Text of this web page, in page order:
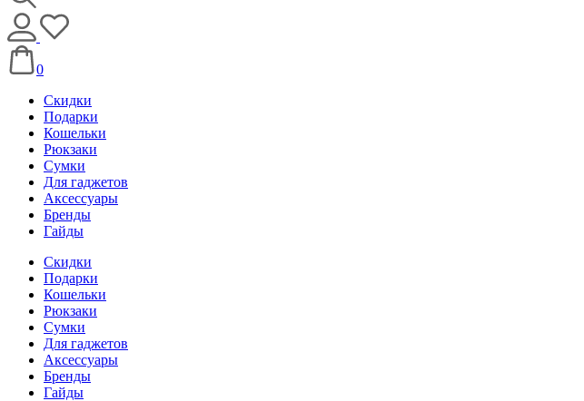
0
Скидки
Подарки
Кошельки
Рюкзаки
Сумки
Для гаджетов
Аксессуары
Бренды
Гайды
Скидки
Подарки
Кошельки
Рюкзаки
Сумки
Для гаджетов
Аксессуары
Бренды
Гайды